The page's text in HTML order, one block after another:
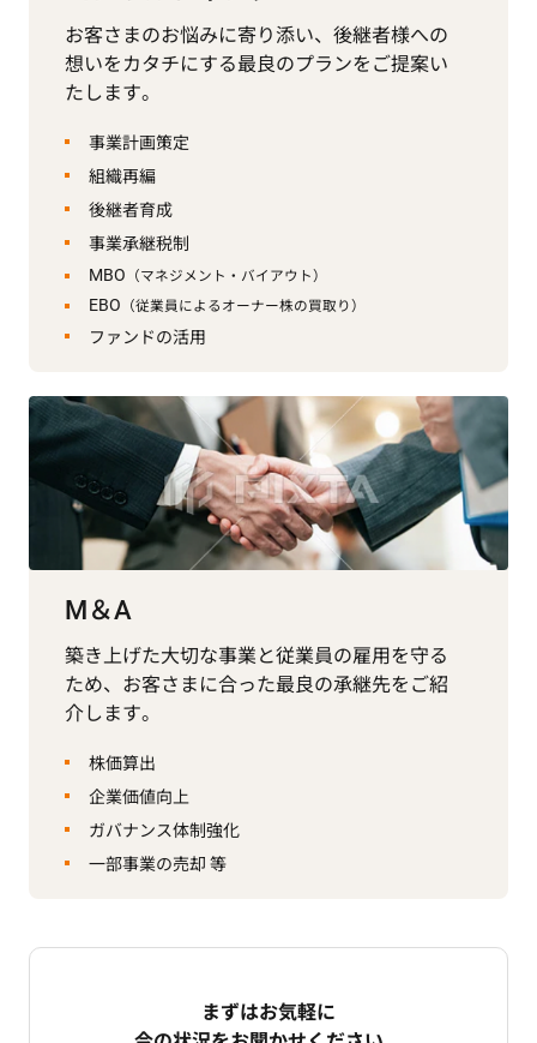
お客さまのお悩みに寄り添い、後継者様への
想いをカタチにする最良のプランをご提案い
たします。
事業計画策定
組織再編
後継者育成
事業承継税制
MBO （マネジメント・バイアウト）
EBO （従業員によるオーナー株の買取り）
ファンドの活用
M＆A
築き上げた大切な事業と従業員の雇用を守る
ため、お客さまに合った最良の承継先をご紹
介します。
株価算出
企業価値向上
ガバナンス体制強化
一部事業の売却 等
まずはお気軽に